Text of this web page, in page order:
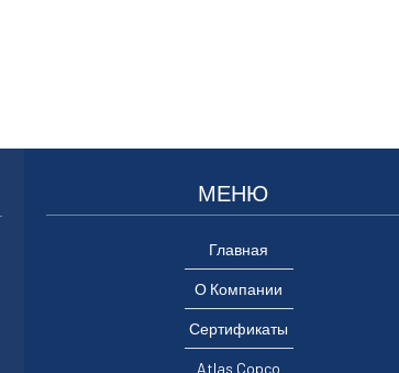
МЕНЮ
Главная
О Компании
Сертификаты
Atlas Copco